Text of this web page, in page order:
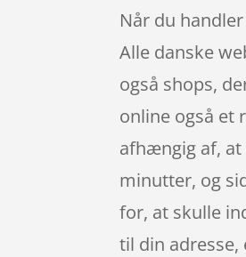
Når du
Alle danske
også shops,
online også et
afhængig af,
minutter, og
for, at skulle
til din